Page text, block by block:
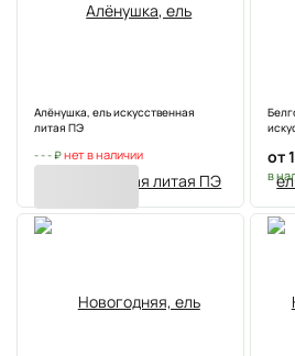
Алёнушка, ель искусственная
литая ПЭ
- - - ₽нет в наличии от
в